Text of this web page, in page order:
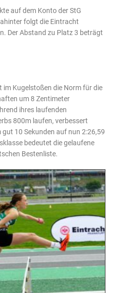
auf dem Konto der StG
folgt die Eintracht
Der Abstand zu Platz 3 beträgt
im Kugelstoßen die Norm für die
um 8 Zentimeter
ihres laufenden
800m laufen, verbessert
10 Sekunden auf nun 2:26,59
bedeutet die gelaufene
Bestenliste.